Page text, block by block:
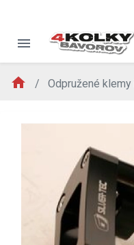
menu
home Odpružené